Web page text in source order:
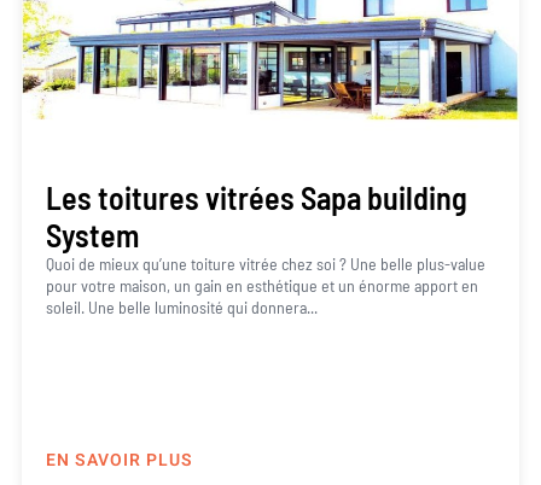
Les toitures vitrées Sapa building
System
Quoi de mieux qu’une toiture vitrée chez soi ? Une belle plus-value
pour votre maison, un gain en esthétique et un énorme apport en
soleil. Une belle luminosité qui donnera...
EN SAVOIR PLUS